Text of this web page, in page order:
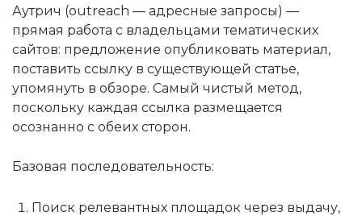
Аутрич (outreach — адресные запросы) —
прямая работа с владельцами тематических
сайтов: предложение опубликовать материал,
поставить ссылку в существующей статье,
упомянуть в обзоре. Самый чистый метод,
поскольку каждая ссылка размещается
осознанно с обеих сторон.
Базовая последовательность:
Поиск релевантных площадок через выдачу,